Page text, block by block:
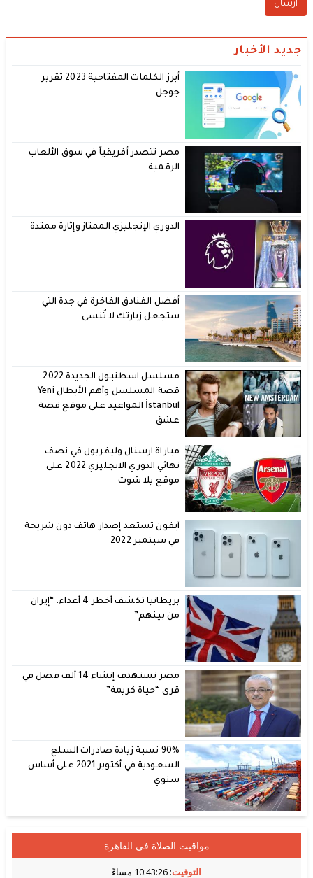
جديد الأخبار
أبرز الكلمات المفتاحية 2023 تقرير
جوجل
مصر تتصدر أفريقياً في سوق الألعاب
الرقمية
الدوري الإنجليزي الممتاز وإثارة ممتدة
أفضل الفنادق الفاخرة في جدة التي
ستجعل زيارتك لا تُنسى
مسلسل اسطنبول الجديدة 2022
قصة المسلسل وأهم الأبطال Yeni
İstanbul المواعيد على موقع قصة
عشق
مباراة ارسنال وليفربول في نصف
نهائي الدوري الانجليزي 2022 على
موقع يلا شوت
آيفون تستعد إصدار هاتف دون شريحة
في سبتمبر 2022
بريطانيا تكشف أخطر 4 أعداء: “إيران
من بينهم”
مصر تستهدف إنشاء 14 ألف فصل في
قرى “حياة كريمة”
90% نسبة زيادة صادرات السلع
السعودية في أكتوبر 2021 على أساس
سنوي